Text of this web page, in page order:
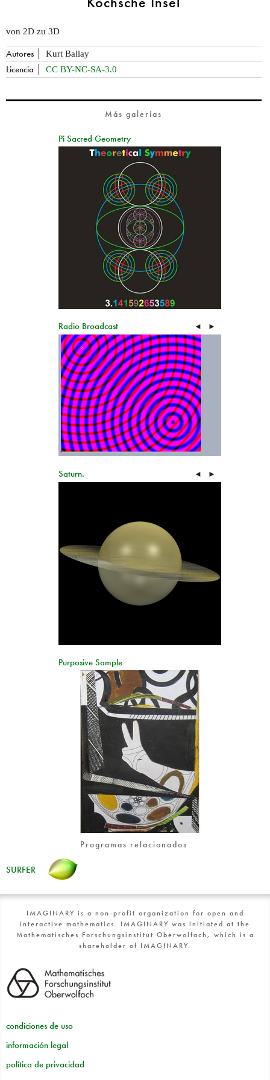
von 2D zu 3D
Autores Kurt Ballay
Licencia CC BY-NC-SA-3.0
Más galerías
Pi Sacred Geometry
Radio Broadcast ◄ ►
Saturn. ◄ ►
Purposive Sample
Programas relacionados
SURFER
IMAGINARY is a non-profit organization for open and
interactive mathematics. IMAGINARY was initiated at the
Mathematisches Forschungsinstitut Oberwolfach, which is a
shareholder of IMAGINARY.
condiciones de uso
información legal
política de privacidad